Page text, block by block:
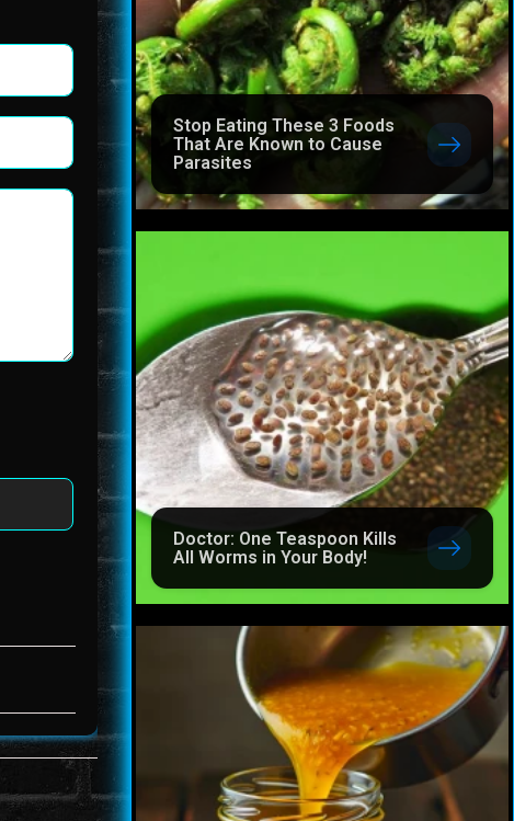
Stop Eating These 3 Foods
That Are Known to Cause
Parasites
Doctor: One Teaspoon Kills
All Worms in Your Body!